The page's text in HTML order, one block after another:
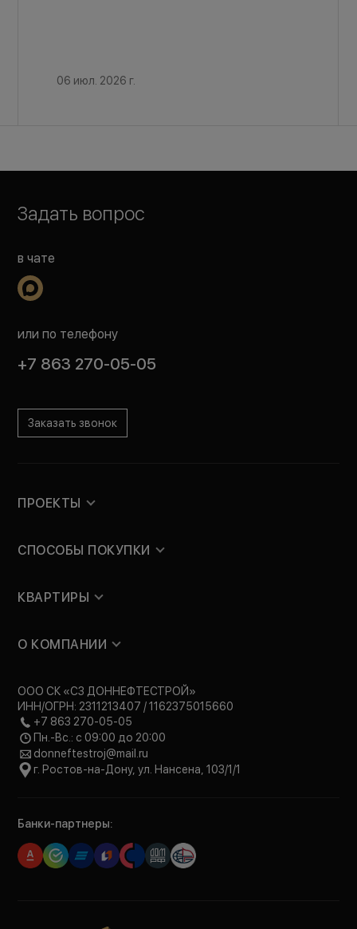
06 июл. 2026 г.
Задать вопрос
в чате
или по телефону
+7 863 270-05-05
Заказать звонок
ПРОЕКТЫ
СПОСОБЫ ПОКУПКИ
КВАРТИРЫ
О КОМПАНИИ
ООО СК «СЗ ДОННЕФТЕСТРОЙ»
ИНН/ОГРН: 2311213407 / 1162375015660
+7 863 270-05-05
Пн.-Вс.: с 09:00 до 20:00
donneftestroj@mail.ru
г. Ростов-на-Дону, ул. Нансена, 103/1/1
Банки-партнеры: